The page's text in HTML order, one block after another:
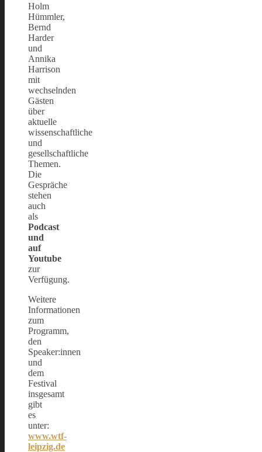
Holm
Hümmler,
Bernd
Harder
und
Annika
Harrison
mit
wechselnden
Gästen
über
aktuelle
wissenschaftliche
und
gesellschaftliche
Themen.
Die
Gespräche
stehen
auch
als
Podcast
und
auf
Youtube
zur
Verfügung.
Weitere
Informationen
zum
Programm,
den
Speaker:innen
und
dem
Festival
insgesamt
gibt
es
unter:
www.wtf-
leipzig.de